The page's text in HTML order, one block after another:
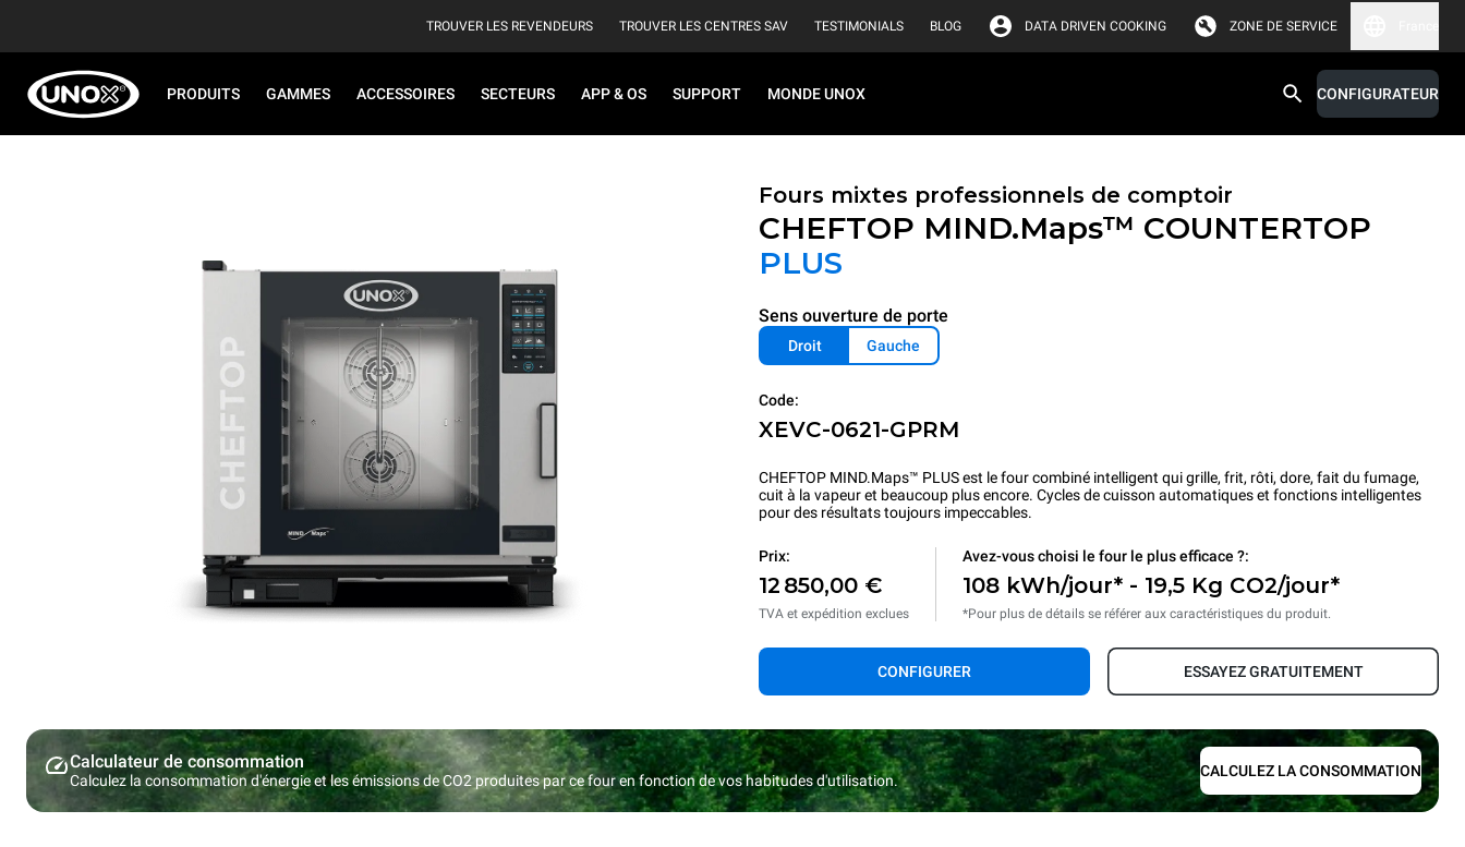
TROUVER LES REVENDEURS TROUVER LES CENTRES SAV TESTIMONIALS BLOG DATA DRIVEN COOKING ZONE DE SERVICE
PRODUITS GAMMES ACCESSOIRES SECTEURS APP & OS SUPPORT MONDE UNOX CONFIGURATEUR
Fours mixtes professionnels de comptoir
CHEFTOP MIND.Maps™ COUNTERTOP
PLUS
Sens ouverture de porte
Droit Gauche
Code:
XEVC-0621-GPRM
CHEFTOP MIND.Maps™ PLUS est le four combiné intelligent qui grille, frit, rôti, dore, fait du fumage,
cuit à la vapeur et beaucoup plus encore. Cycles de cuisson automatiques et fonctions intelligentes
pour des résultats toujours impeccables.
Prix:
12 850,00 €
TVA et expédition exclues
Avez-vous choisi le four le plus efficace ?:
108 kWh/jour* - 19,5 Kg CO2/jour*
*Pour plus de détails se référer aux caractéristiques du produit.
CONFIGURER ESSAYEZ GRATUITEMENT
Calculateur de consommation
Calculez la consommation d'énergie et les émissions de CO2 produites par ce four en fonction de vos habitudes d'utilisation.
CALCULEZ LA CONSOMMATION